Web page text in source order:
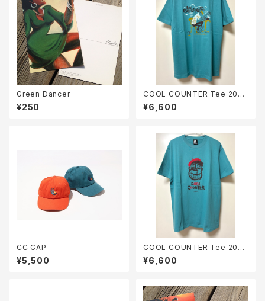
Green Dancer
¥250
COOL COUNTER Tee 2024
/ MO’ COFFEE PLEASE! (へ
イジーグリーン)
¥6,600
CC CAP
¥5,500
COOL COUNTER Tee 2024
/ Mr CC (へイジーグリーン)
¥6,600